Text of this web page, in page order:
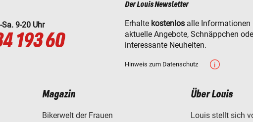
9-20 Uhr
193 60
Der Louis Newsletter
Erhalte kostenlos alle Informationen
aktuelle Angebote, Schnäppchen
interessante Neuheiten.
Hinweis zum Datenschutz
Magazin
Bikerwelt der Frauen
Über Louis
Louis stellt sich